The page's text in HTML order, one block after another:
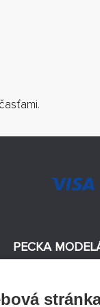
PECKA
Výrobcovia modelov